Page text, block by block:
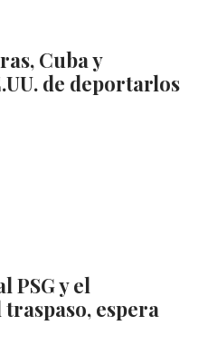
Cuba y
de deportarlos
PSG y el
espera